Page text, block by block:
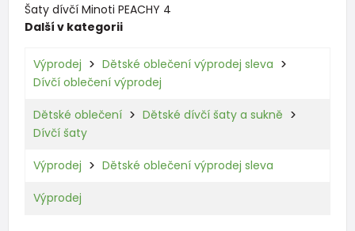
Šaty dívčí Minoti PEACHY 4
Další v kategorii
Výprodej
Dětské oblečení výprodej sleva
Dívčí oblečení výprodej
Dětské oblečení
Dětské dívčí šaty a sukně
Dívčí šaty
Výprodej Dětské oblečení výprodej sleva
Výprodej